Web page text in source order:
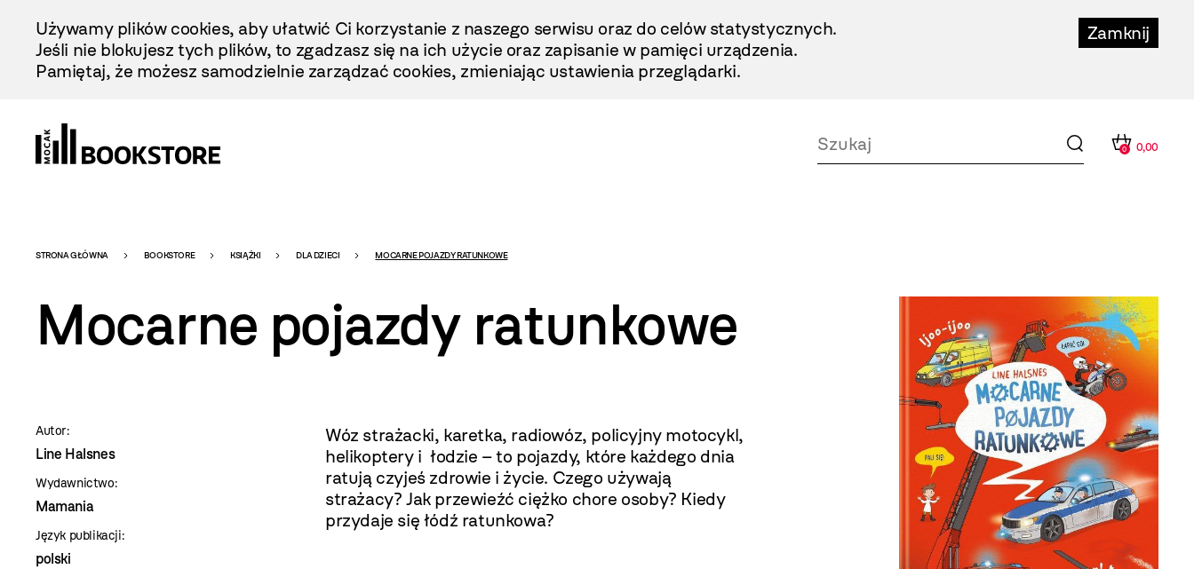
Treści
Zamknij
Używamy plików cookies, aby ułatwić Ci korzystanie z naszego serwisu oraz do celów statystycznych.
Jeśli nie blokujesz tych plików, to zgadzasz się na ich użycie oraz zapisanie w pamięci urządzenia.
Pamiętaj, że możesz samodzielnie zarządzać cookies, zmieniając ustawienia przeglądarki.
0 0,00
Bookstore
-
szablon
szczegóły
STRONA GŁÓWNA BOOKSTORE KSIĄŻKI DLA DZIECI MOCARNE POJAZDY RATUNKOWE
Mocarne pojazdy ratunkowe
Autor:
Line Halsnes
Wydawnictwo:
Mamania
Język publikacji:
polski
Wóz strażacki, karetka, radiowóz, policyjny motocykl,
helikoptery i łodzie – to pojazdy, które każdego dnia
ratują czyjeś zdrowie i życie. Czego używają
strażacy? Jak przewieźć ciężko chore osoby? Kiedy
przydaje się łódź ratunkowa?